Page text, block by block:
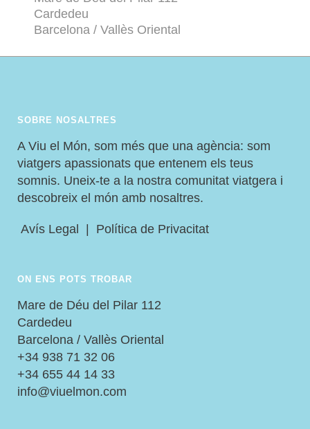
Cardedeu
Barcelona / Vallès Oriental
SOBRE NOSALTRES
A Viu el Món, som més que una agència: som
viatgers apassionats que entenem els teus
somnis. Uneix-te a la nostra comunitat viatgera i
descobreix el món amb nosaltres.
Avís Legal Política de Privacitat
ON ENS POTS TROBAR
Mare de Déu del Pilar 112
Cardedeu
Barcelona / Vallès Oriental
+34 938 71 32 06
+34 655 44 14 33
info@viuelmon.com